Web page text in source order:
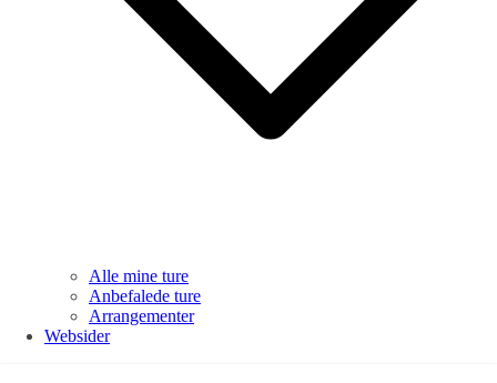
Alle mine ture
Anbefalede ture
Arrangementer
Websider